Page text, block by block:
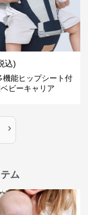
込)
機能ヒップシート付
ビーキャリア
›
ム